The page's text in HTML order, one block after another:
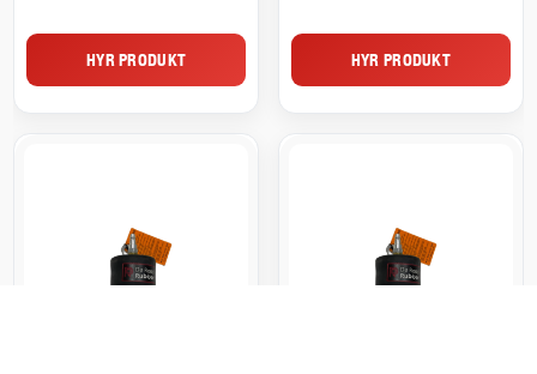
HYR PRODUKT HYR PRODUKT